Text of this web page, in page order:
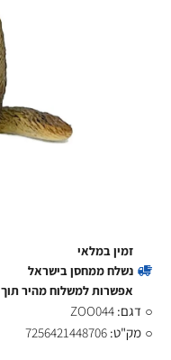
זמין במלאי
נשלח ממחסן בישראל
אפשרות למשלוח מהיר תוך 24 שעות באזורים נבחרים
דגם: ZOO044
מק"ט: 7256421448706